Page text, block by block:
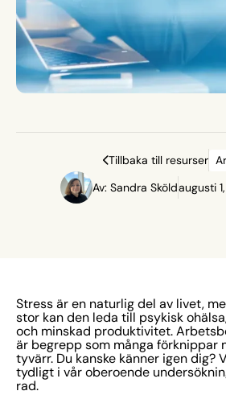
Tillbaka till resurser
Av: Sandra Sköldaugusti
Stress är en naturlig del av livet,
stor kan den leda till psykisk
och minskad produktivitet.
är begrepp som många förknippar
tyvärr. Du kanske känner igen dig?
tydligt i vår oberoende
rad.